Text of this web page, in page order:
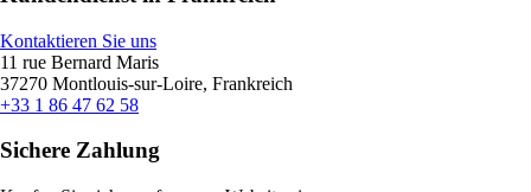
Kontaktieren Sie uns
11 rue Bernard Maris
37270 Montlouis-sur-Loire, Frankreich
+33 1 86 47 62 58
Sichere Zahlung